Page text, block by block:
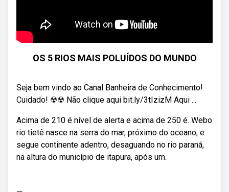
OS 5 RIOS MAIS POLUÍDOS DO MUNDO
Seja bem vindo ao Canal Banheira de Conhecimento!
Cuidado! ☢☢ Não clique aqui bit.ly/3tIzizM Aqui ...
Acima de 210 é nível de alerta e acima de 250 é. Webo
rio tietê nasce na serra do mar, próximo do oceano, e
segue continente adentro, desaguando no rio paraná,
na altura do município de itapura, após um.